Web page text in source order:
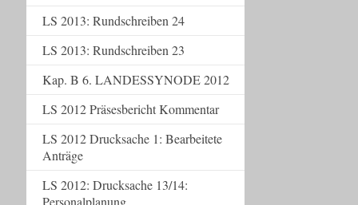
LS 2013: Rundschreiben 24
LS 2013: Rundschreiben 23
Kap. B 6. LANDESSYNODE 2012
LS 2012 Präsesbericht Kommentar
LS 2012 Drucksache 1: Bearbeitete
Anträge
LS 2012: Drucksache 13/14:
Personalplanung